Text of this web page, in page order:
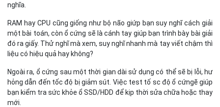
nghĩa.
RAM hay CPU cũng giống như bộ não giứp bạn suy nghĩ cách giải
một bài toán, còn ổ cứng sẽ là cánh tay giúp bạn trình bày bài giải
đó ra giấy. Thử nghĩ mà xem, suy nghĩ nhanh mà tay viết chậm thì
liệu có hiệu quả hay không?
Ngoài ra, ổ cứng sau một thời gian dài sử dụng có thể sẽ bị lỗi, hư
hỏng dẫn đến tốc độ bị giảm sút. Việc test tố sc độ ổ cứngẽ giúp
bạn kiểm tra sức khỏe ổ SSD/HDD để kịp thời sửa chữa hoặc thay
mới.